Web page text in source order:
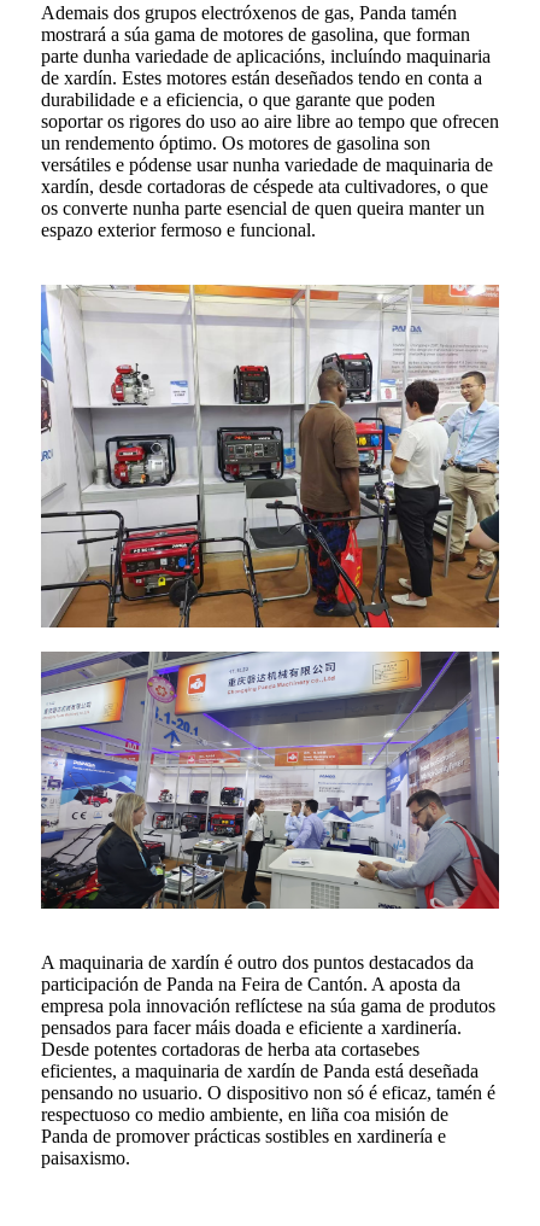
Ademais dos grupos electróxenos de gas, Panda tamén
mostrará a súa gama de motores de gasolina, que forman
parte dunha variedade de aplicacións, incluíndo maquinaria
de xardín. Estes motores están deseñados tendo en conta a
durabilidade e a eficiencia, o que garante que poden
soportar os rigores do uso ao aire libre ao tempo que ofrecen
un rendemento óptimo. Os motores de gasolina son
versátiles e pódense usar nunha variedade de maquinaria de
xardín, desde cortadoras de céspede ata cultivadores, o que
os converte nunha parte esencial de quen queira manter un
espazo exterior fermoso e funcional.
A maquinaria de xardín é outro dos puntos destacados da
participación de Panda na Feira de Cantón. A aposta da
empresa pola innovación reflíctese na súa gama de produtos
pensados ​​para facer máis doada e eficiente a xardinería.
Desde potentes cortadoras de herba ata cortasebes
eficientes, a maquinaria de xardín de Panda está deseñada
pensando no usuario. O dispositivo non só é eficaz, tamén é
respectuoso co medio ambiente, en liña coa misión de
Panda de promover prácticas sostibles en xardinería e
paisaxismo.